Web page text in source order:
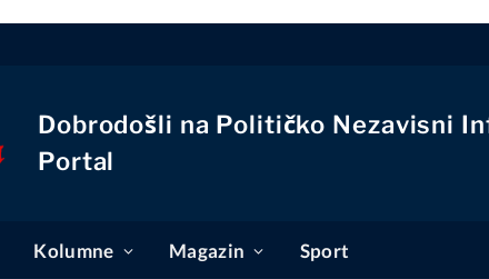
Dobrodošli na Političko Nezavisni
Portal
Kolumne Magazin Sport